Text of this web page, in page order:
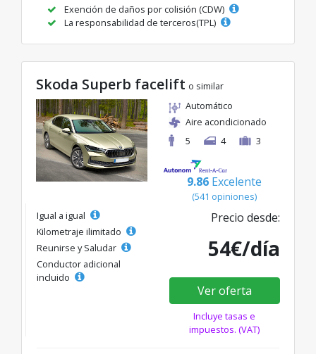
Exención de daños por colisión (CDW)
La responsabilidad de terceros(TPL)
Skoda Superb facelift o similar
Automático
Aire acondicionado
5
4 3
9.86 Excelente
(541 opiniones)
Igual a igual
Kilometraje ilimitado
Reunirse y Saludar
Conductor adicional
incluido
Precio desde:
54€/día
Ver oferta
Incluye tasas e
impuestos. (VAT)